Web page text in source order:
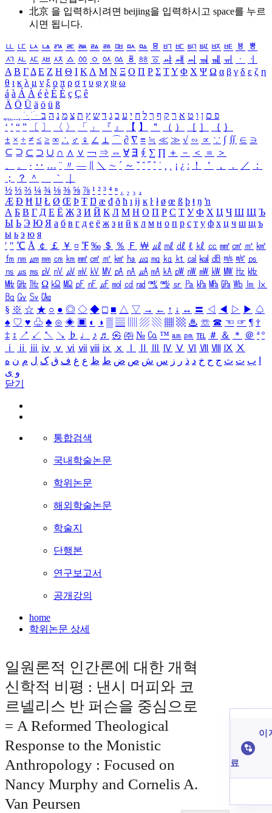
北京 을 입력하시려면 beijing을 입력하시고 space를 누르
시면 됩니다.
ㅥ ㅦ ㅧ ㅨ ㅩ ㅪ ㅫ ㅬ ㅭ ㅮ ㅯ ㅰ ㅱ ㅲ ㅳ ㅴ ㅵ ㅶ ㅷ ㅸ
ㅹ
ㅺ ㅻ ㅼ ㅽ ㅾ ㅿ ㆀ ㆁ ㆂ ㆃ ㆄ ㆅ ㆆ ㆇ ㆈ ㆉ ㆊ ㆋ ㆌ ㆍ
ㆎ
Α Β ΓΔ Ε Ζ Η Θ Ι ΚΛ Μ Ν Ξ Ο Π Ρ Σ ΤΥ Φ Χ Ψ Ω α β γ δ ε ζ η
θ ι κ λ μ ν ξ ο π ρ σ τ υ φ χ ψ ω
á à Á À é è É È ç Ç ê
Ä Ö Ü ä ö ü ß
ִֶֹ ֻּ ׁׂ פ ם ן ו ט א ר ק ף ך ל ח י ע כ ג ד ש ץ ת צ מ נ ה ב
‘ ’ “ ” 〔 〕 〈 〉 「 」 『 』 【 】 ＂ （ ） ［ ］ ｛ ｝
± × ÷ ≠ ≤ ≥ ∞ ∴ ♂ ♀ ∠ ⊥ ⌒ ∂ ∇ ≡ ≒ ≪ ≫ √ ∽ ∝ ∵ ∫ ∬ ∈ ∋
⊆ ⊇ ⊂ ⊃ ∪ ∩ ∧ ∨ ￢ ⇒ ⇔ ∀ ∃ ∮ ∑ ∏ ＋ － ＜ ＝
＞
、
。 · ‥ … ¨ 〃 ― ＼ ∼ ´ ～ ˇ ˘ ˝ ˚ ˙ ¸ ¡ ¿ ː ！ ＇ ， ． ／
：
；
？ ＾ ｀
½ ⅓ ⅔ ¼ ¾ ⅛ ⅜ ⅝ ⅞ ¹ ² ³ ⁴ ⁿ ₁ ₂ ₃ ₄
Æ Ð Ħ Ĳ Ł Ø Œ Þ Ŧ Ŋ æ đ ð ħ ı ĳ ĸ ŀ ł ø œ ß þ ŧ ŋ ŉ
А Б В Г Д Е Ё Ж З И Й К Л М Н О П Р С Т У Ф Х Ц Ч Ш Щ Ъ
Ы Ь Э Ю Я а б в г д е ё ж з и й к л м н о п р с т у ф х ц ч ш щ ъ
ы ь э ю я
′ ″ ℃ Å ￠ ￡ ￥ ¤ ℉ ‰ ＄ ％ Ｆ ￦ ㎕ ㎖ ㎗ ℓ ㎘ ㏄ ㎣ ㎤ ㎥ ㎦
㎙ ㎚ ㎛ ㎜ ㎝ ㎞ ㎟ ㎠ ㎡ ㎢ ㏊ ㎍ ㎎ ㎏ ㏏ ㎈ ㎉ ㏈ ㎧ ㎨ ㎰
㎱ ㎲ ㎳ ㎴ ㎵ ㎶ ㎷ ㎸ ㎹ ㎀ ㎁ ㎂ ㎃ ㎄ ㎺ ㎻ ㎽ ㎾ ㎿ ㎐ ㎑
㎒ ㎓ ㎔ Ω ㏀ ㏁ ㎊ ㎋ ㎌ ㏖ ㏅ ㎭ ㎮ ㎯ ㏛ ㎩ ㎪ ㎫ ㎬ ㏝ ㏐
㏓
㏃ ㏉ ㏜ ㏆
§ ※ ☆ ★ ○ ● ◎ ◇ ◆ □ ■ △ ▽ → ← ↑ ↓ ↔ 〓 ◁ ◀ ▷ ▶ ♤
♠ ♡ ♥ ♧ ♣ ⊙ ◈ ▣ ◐ ◑ ▒ ▤ ▨ ▧ ▦ ▩ ♨ ☏ ☎ ☜ ☞ ¶ †
‡ ↕ ↗ ↙ ↖ ↘ ♭ ♩ ♪ ♬ ㉿ ㈜ № ㏇ ™ ㏂ ㏘ ℡ ＃ ＆ ＊ ＠ ª º
ⅰ
ⅱ ⅲ ⅳ ⅴ ⅵ ⅶ ⅷ ⅸ ⅹ Ⅳ Ⅴ Ⅵ Ⅶ Ⅷ Ⅸ Ⅹ
ب ت ث ج ح خ د ذ ر ز س ش ص ض ط ظ ع غ ف ق ک ل م ن ه
و ی
닫기
통합검색
국내학술논문
학위논문
해외학술논문
학술지
단행본
연구보고서
공개강의
home
학위논문 상세
일원론적 인간론에 대한 개혁
신학적 비평 : 낸시 머피와 코
르넬리스 반 퍼슨을 중심으로
= A Reformed Theological
Response to the Monistic
Anthropology : Focused on
Nancy Murphy and Cornelis A.
Van Peursen
이
료